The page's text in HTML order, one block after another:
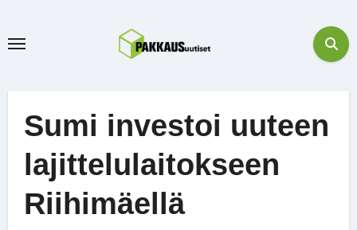
Sumi investoi uuteen
lajittelulaitokseen
Riihimäellä